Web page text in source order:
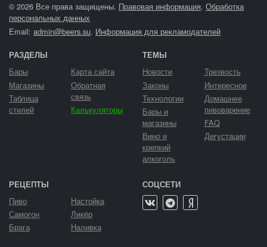
© 2026 Все права защищены. Правовая информация. Обработка
персональных данных
Email: admin@beers.su. Информация для рекламодателей
РАЗДЕЛЫ
Бары
Магазины
Таблица
стилей
Карта сайта
Обратная
связь
Калькуляторы
ТЕМЫ
Новости
Законы
Технологии
Бары и
магазины
Вино и
крепкий
алкоголь
Трезвость
Интересное
Домашнее
пивоварение
FAQ
Дегустации
РЕЦЕПТЫ
Пиво
Самогон
Брага
Настойка
Ликёр
Наливка
СОЦСЕТИ